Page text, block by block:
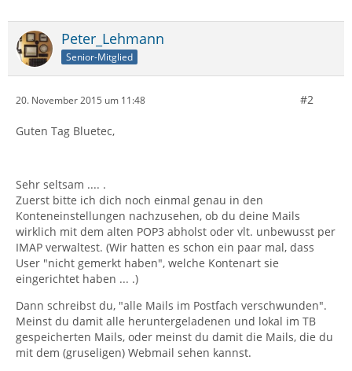
Peter_Lehmann
Senior-Mitglied
20. November 2015 um 11:48 #2
Guten Tag Bluetec,
Sehr seltsam .... .
Zuerst bitte ich dich noch einmal genau in den
Konteneinstellungen nachzusehen, ob du deine Mails
wirklich mit dem alten POP3 abholst oder vlt. unbewusst per
IMAP verwaltest. (Wir hatten es schon ein paar mal, dass
User "nicht gemerkt haben", welche Kontenart sie
eingerichtet haben ... .)
Dann schreibst du, "alle Mails im Postfach verschwunden".
Meinst du damit alle heruntergeladenen und lokal im TB
gespeicherten Mails, oder meinst du damit die Mails, die du
mit dem (gruseligen) Webmail sehen kannst.